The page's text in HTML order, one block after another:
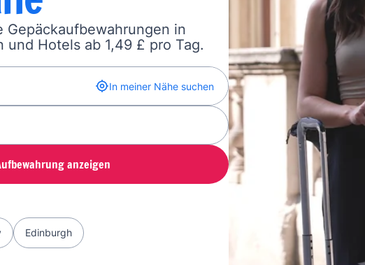
in
Hotels ab 1,49 £ pro Tag.
In meiner Nähe suchen
anzeigen
Edinburgh